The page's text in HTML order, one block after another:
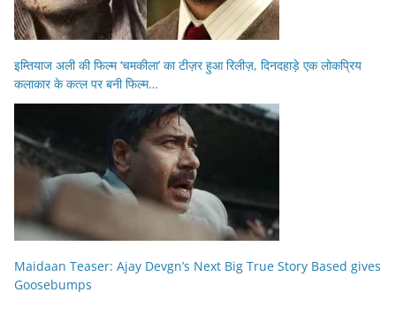
इम्तियाज अली की फिल्म ‘चमकीला’ का टीज़र हुआ रिलीज़, दिनदहाड़े एक लोकप्रिय
कलाकार के कत्ल पर बनी फिल्म…
Maidaan Teaser: Ajay Devgn’s Next Big True Story Based gives
Goosebumps